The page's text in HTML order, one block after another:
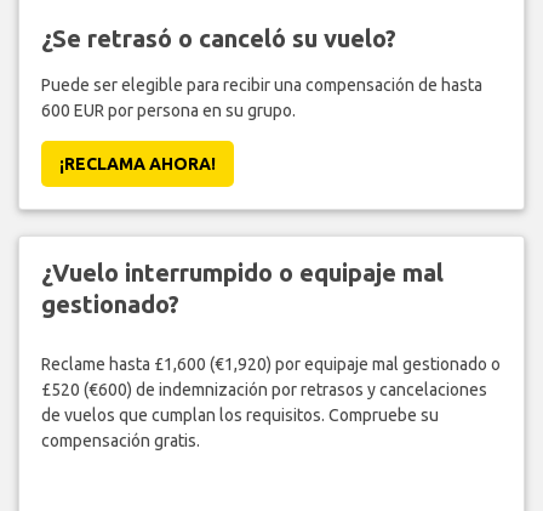
¿Se retrasó o canceló su vuelo?
Puede ser elegible para recibir una compensación de hasta
600 EUR por persona en su grupo.
¡RECLAMA AHORA!
¿Vuelo interrumpido o equipaje mal
gestionado?
Reclame hasta £1,600 (€1,920) por equipaje mal gestionado o
£520 (€600) de indemnización por retrasos y cancelaciones
de vuelos que cumplan los requisitos. Compruebe su
compensación gratis.